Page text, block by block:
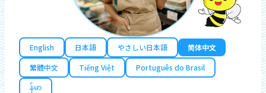
English 日本語 やさしい日本語
简体中文
繁體中文
Tiếng Việt
Português do Brasil
န်မာ